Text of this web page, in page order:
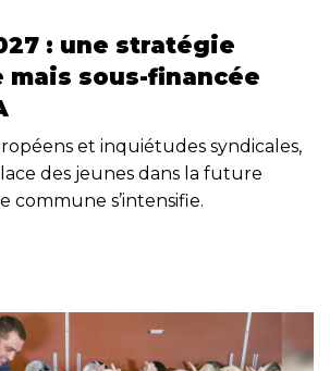
: une stratégie
mais sous-financée
et inquiétudes syndicales,
des jeunes dans la future
commune s’intensifie.